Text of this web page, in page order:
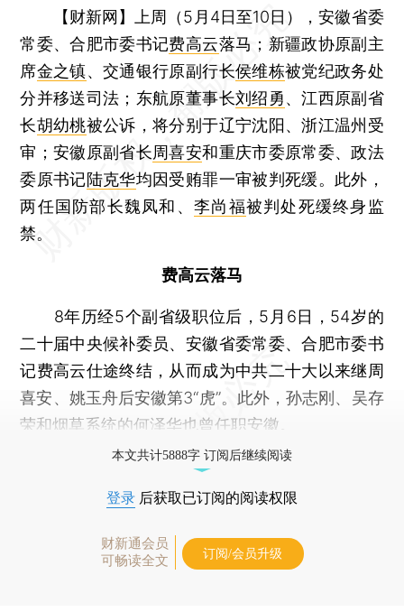
【财新网】
上周（5月4日至10日），安徽省委
常委、合肥市委书记费高云落马；新疆政协原副主
席金之镇、交通银行原副行长侯维栋被党纪政务处
分并移送司法；东航原董事长刘绍勇、江西原副省
长胡幼桃被公诉，将分别于辽宁沈阳、浙江温州受
审；安徽原副省长周喜安和重庆市委原常委、政法
委原书记陆克华均因受贿罪一审被判死缓。此外，
两任国防部长魏凤和、 李尚福被判处死缓终身监
禁。
费高云落马
8年历经5个副省级职位后，5月6日，54岁的
二十届中央候补委员、安徽省委常委、合肥市委书
记费高云仕途终结，从而成为中共二十大以来继周
喜安、姚玉舟后安徽第3“虎”。此外，孙志刚、吴存
荣和烟草系统的何泽华也曾任职安徽。
本文共计5888字 订阅后继续阅读
登录 后获取已订阅的阅读权限
财新通会员
可畅读全文
订阅/会员升级